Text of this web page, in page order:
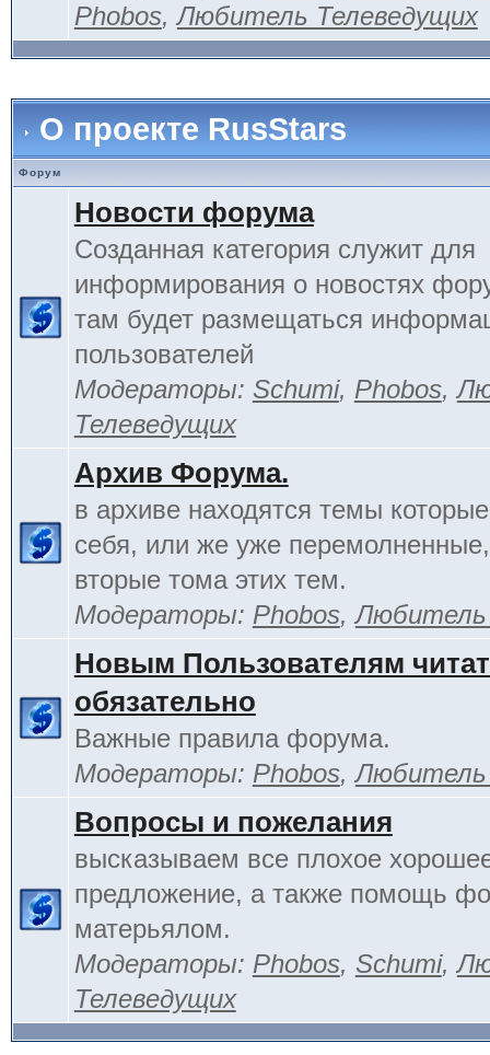
Phobos,Любитель Телеведущих
О проекте RusStars
Форум
Новости форума
Созданная категория служит для
информирования о новостях
там будет размещаться
пользователей
Модераторы: Schumi, Phobos,
Телеведущих
Архив Форума.
в архиве находятся темы
себя, или же уже
вторые тома этих тем.
Модераторы: Phobos,Любитель
Новым Пользователям
обязательно
Важные правила форума.
Модераторы: Phobos,Любитель
Вопросы и пожелания
высказываем все плохое
предложение, а также помощь
матерьялом.
Модераторы: Phobos, Schumi,
Телеведущих